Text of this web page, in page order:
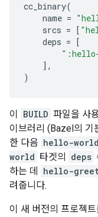
cc_binary(
name =
srcs = [
deps = [
],
)
이 BUILD 파일을 사
이브러리 (Bazel의 기
한 다음 hello-world
world 타겟의 deps
하는 데
hello-
려줍니다.
이 새 버전의 프로젝